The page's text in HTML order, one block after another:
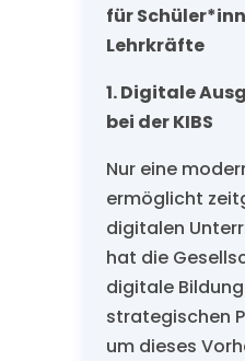
für
Lehrkräfte
1. Digitale
bei der KIBS
Nur eine
ermöglicht
digitalen
hat die
digitale
strategischen
um dieses